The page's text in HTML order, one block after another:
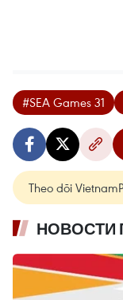
#SEA Games 31
Theo dõi
НОВОСТИ